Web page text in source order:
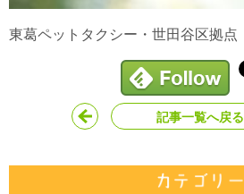
東葛ペットタクシー・世田谷区拠点
記事一覧へ戻る